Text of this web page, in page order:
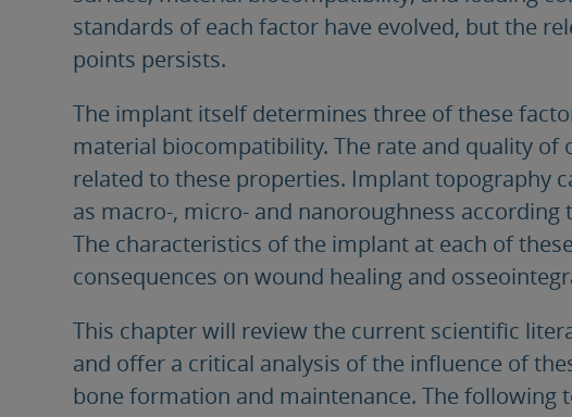
standards of each factor have evolved, but the
points persists.
The implant itself determines three of these
material biocompatibility. The rate and quality of
related to these properties. Implant topography
as macro-, micro- and nanoroughness according
The characteristics of the implant at each of
consequences on wound healing and
This chapter will review the current scientific
and offer a critical analysis of the influence of
bone formation and maintenance. The following